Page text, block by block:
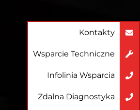
Kontakty
Wsparcie Techniczne
Infolinia Wsparcia
Zdalna Diagnostyka